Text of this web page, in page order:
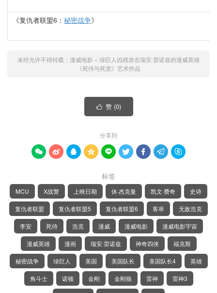
《复仇者联盟6： 秘密战争》
未经允许不得转载： 漫威电影 » 绿巨人凶残攻击瑞安·雷诺兹的漫威英雄
《死侍与死党》艺术作品
 赞 (0)
分享到
        
标签
MCU X战警 上映日期 休·杰克曼 凯文·费奇 史诗
复仇者联盟 复仇者联盟5 复仇者联盟6 客串 无敌浩克
李安 死侍 浩克 漫威 漫威电影 漫威电影宇宙
漫威英雄 漫画 瑞安·雷诺兹 神奇四侠 福克斯
秘密战争 绿巨人 美国 美国队长 美国队长4 英雄
角斗士 诺顿 金刚 金刚狼 雷神 雷神3